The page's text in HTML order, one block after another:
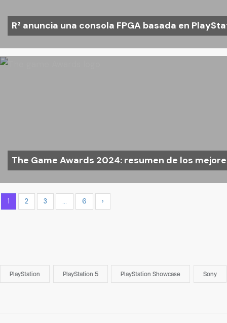
R² anuncia una consola FPGA basada en
The Game Awards 2024: resumen de los
1 2 3 … 6 ›
PlayStation PlayStation 5 PlayStation Showcase Sony